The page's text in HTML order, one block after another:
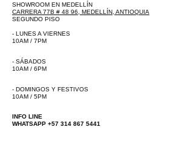
SHOWROOM EN MEDELLÍN
CARRERA 77B # 48 96, MEDELLÍN, ANTIOQUIA
SEGUNDO PISO
- LUNES A VIERNES
10AM / 7PM
- SÁBADOS
10AM / 6PM
- DOMINGOS Y FESTIVOS
10AM / 5PM
INFO LINE
WHATSAPP +57 314 867 5441